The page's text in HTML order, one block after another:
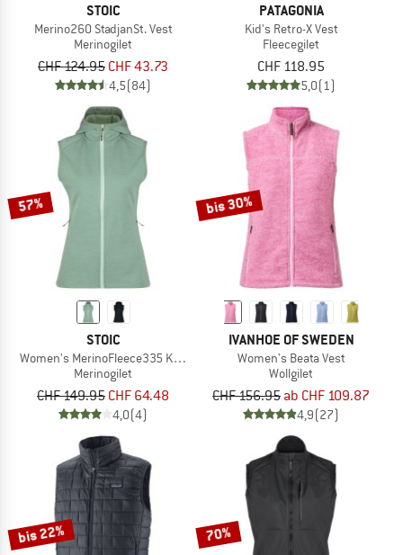
STOIC
Merino260 StadjanSt. Vest
Merinogilet
CHF 124.95 CHF 43.73
4,5(84)
PATAGONIA
Kid's Retro-X Vest
Fleecegilet
CHF 118.95
5,0(1)
57%
STOIC
Women's MerinoFleece335 KuolpaSt. II Vest with Hood
Merinogilet
CHF 149.95 CHF 64.48
4,0(4)
bis 30%
IVANHOE OF SWEDEN
Women's Beata Vest
Wollgilet
CHF 156.95 ab CHF 109.87
4,9(27)
bis 22% 70%